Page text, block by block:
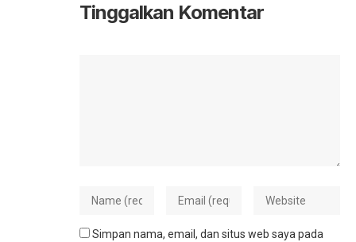
Tinggalkan Komentar
Simpan nama, email, dan situs web saya pada